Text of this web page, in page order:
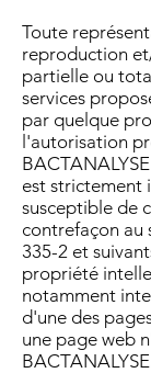
Toute
reproduction
partielle ou
services
par quelque
l'autorisation
BACTANALYSE
est strictement
susceptible de
contrefaçon au
335-2 et
propriété
notamment
d'une des
une page web